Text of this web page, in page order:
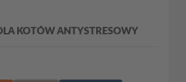
KOTÓW ANTYSTRESOWY